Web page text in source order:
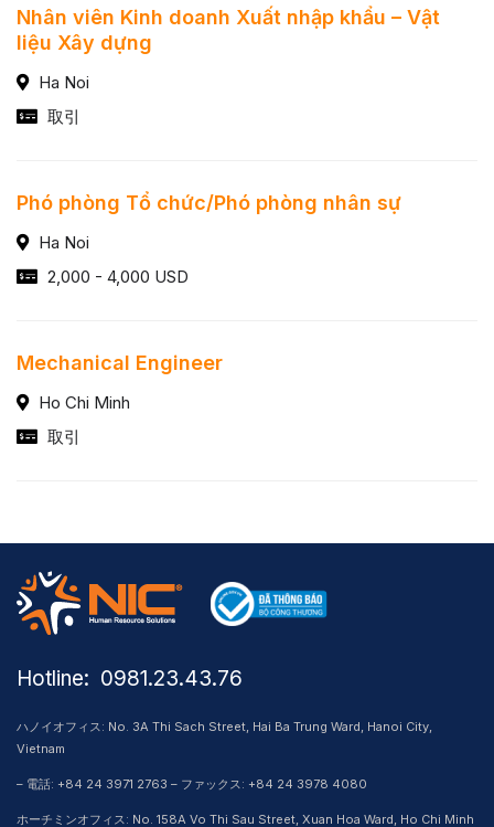
Nhân viên Kinh doanh Xuất nhập khẩu – Vật
liệu Xây dựng
Ha Noi
取引
Phó phòng Tổ chức/Phó phòng nhân sự
Ha Noi
2,000 - 4,000 USD
Mechanical Engineer
Ho Chi Minh
取引
Hotline: ​ 0981.23.43.76
ハノイオフィス: No. 3A Thi Sach Street, Hai Ba Trung Ward, Hanoi City,
Vietnam
– 電話: +84 24 3971 2763 – ファックス: +84 24 3978 4080
ホーチミンオフィス: No. 158A Vo Thi Sau Street, Xuan Hoa Ward, Ho Chi Minh